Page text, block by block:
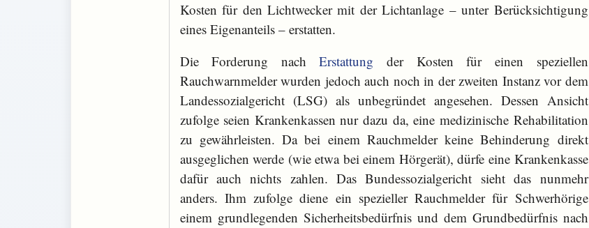
Kosten für den Lichtwecker mit der Lichtanlage – unter Berücksichtigung
eines Eigenanteils – erstatten.
Die Forderung nachErstattung der Kosten für einen speziellen
Rauchwarnmelder wurden jedoch auch noch in der zweiten Instanz vor dem
Landessozialgericht (LSG) als unbegründet angesehen. Dessen Ansicht
zufolge seien Krankenkassen nur dazu da, eine medizinische Rehabilitation
zu gewährleisten. Da bei einem Rauchmelder keine Behinderung direkt
ausgeglichen werde (wie etwa bei einem Hörgerät), dürfe eine Krankenkasse
dafür auch nichts zahlen. Das Bundessozialgericht sieht das nunmehr
anders. Ihm zufolge diene ein spezieller Rauchmelder für Schwerhörige
einem grundlegenden Sicherheitsbedürfnis und dem Grundbedürfnis nach